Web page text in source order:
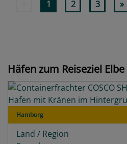
1 2 3 »
Häfen zum Reiseziel
Hamburg
Land / Region